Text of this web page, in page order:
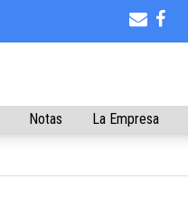
Notas La Empresa